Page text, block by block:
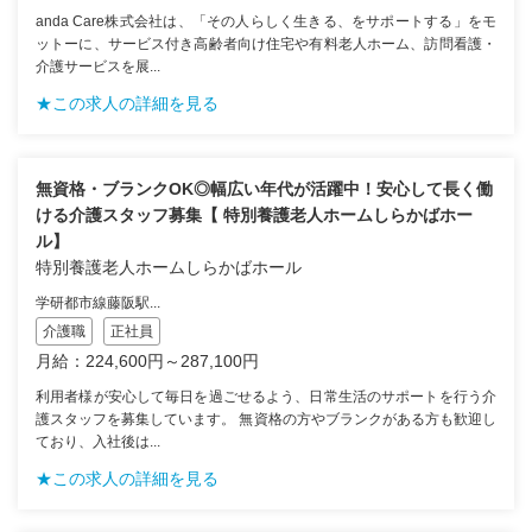
anda Care株式会社は、「その人らしく生きる、をサポートする」をモ
ットーに、サービス付き高齢者向け住宅や有料老人ホーム、訪問看護・
介護サービスを展...
★この求人の詳細を見る
無資格・ブランクOK◎幅広い年代が活躍中！安心して長く働
ける介護スタッフ募集【 特別養護老人ホームしらかばホー
ル】
特別養護老人ホームしらかばホール
学研都市線藤阪駅...
介護職
正社員
月給：224,600円～287,100円
利用者様が安心して毎日を過ごせるよう、日常生活のサポートを行う介
護スタッフを募集しています。 無資格の方やブランクがある方も歓迎し
ており、入社後は...
★この求人の詳細を見る